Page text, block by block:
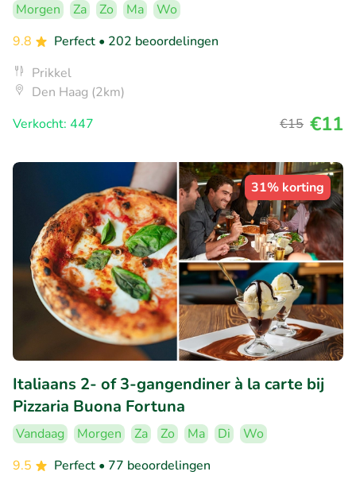
Morgen Za Zo Ma
Wo
9.8
Perfect • 202 beoordelingen
Prikkel
Den Haag (2km)
Verkocht: 447
€15 €11
31% korting
Italiaans 2- of 3-gangendiner à la carte bij
Pizzaria Buona Fortuna
Vandaag Morgen Za Zo Ma Di
Wo
9.5
Perfect • 77 beoordelingen